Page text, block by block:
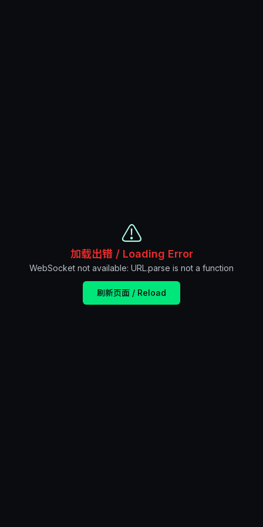
⚠️
加载出错 / Loading Error
WebSocket not available: URL.parse is not a function
刷新页面 / Reload